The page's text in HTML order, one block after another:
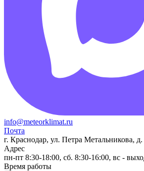
info@meteorklimat.ru
Почта
г. Краснодар, ул. Петра Метальникова, д.
Адрес
пн-пт 8:30-18:00, сб. 8:30-16:00, вс -
Время работы